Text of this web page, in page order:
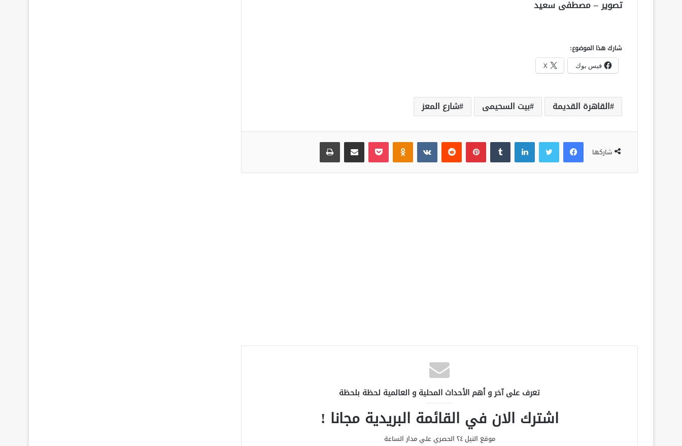
تصوير – مصطفى سعيد
شارك هذا الموضوع:
فيس بوك X
القاهرة القديمة بيت السحيمى شارع المعز
شاركها
فيسبوك لينكدإن بينتيريست بوكيت
تعرف على آخر و أهم الأحداث المحلية و العالمية لحظة بلحظة
اشترك الان في القائمة البريدية مجانا !
موقع النيل ٢٤ الحصري علي مدار الساعة